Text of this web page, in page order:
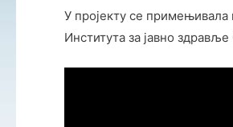
У пројекту се примењивала
Института за јавно